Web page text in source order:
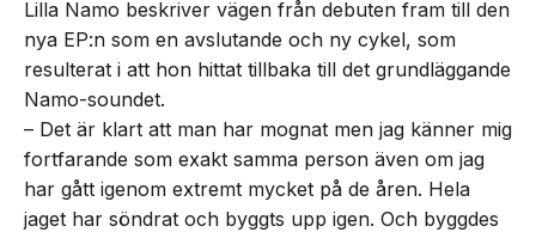
Lilla Namo beskriver vägen från debuten fram till den
nya EP:n som en avslutande och ny cykel, som
resulterat i att hon hittat tillbaka till det grundläggande
Namo-soundet.
– Det är klart att man har mognat men jag känner mig
fortfarande som exakt samma person även om jag
har gått igenom extremt mycket på de åren. Hela
jaget har söndrat och byggts upp igen. Och byggdes